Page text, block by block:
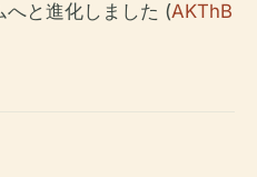
へと進化しました (AKThB